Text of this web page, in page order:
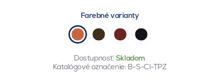
Farebné varianty
Dostupnosť:Skladom
Katalógové označenie: B-S-CI-TPZ